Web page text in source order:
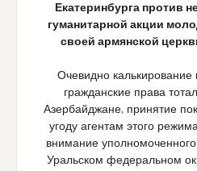
Екатеринбурга против
гуманитарной акции
своей армянской
Очевидно калькирование
гражданские права
Азербайджане, принятие
угоду агентам этого
внимание
Уральском федеральном